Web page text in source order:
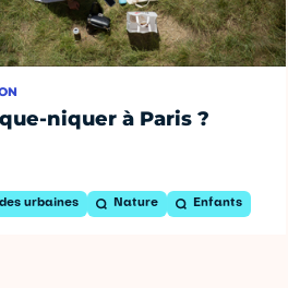
niquer à Paris ?
urbaines Nature Enfants